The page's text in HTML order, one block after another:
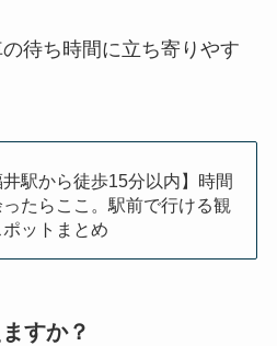
待ち時間に立ち寄りやす
井駅から徒歩15分以内】時間
ったらここ。駅前で行ける観
ットまとめ
すか？